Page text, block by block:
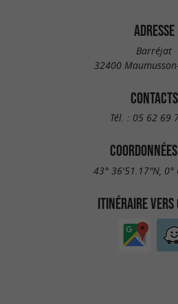
ADRESSE
Barréjat
32400
CONTACTS
Tél. : 05 62 69
43° 36'51.17"N, 0°
ITINÉRAIRE VERS